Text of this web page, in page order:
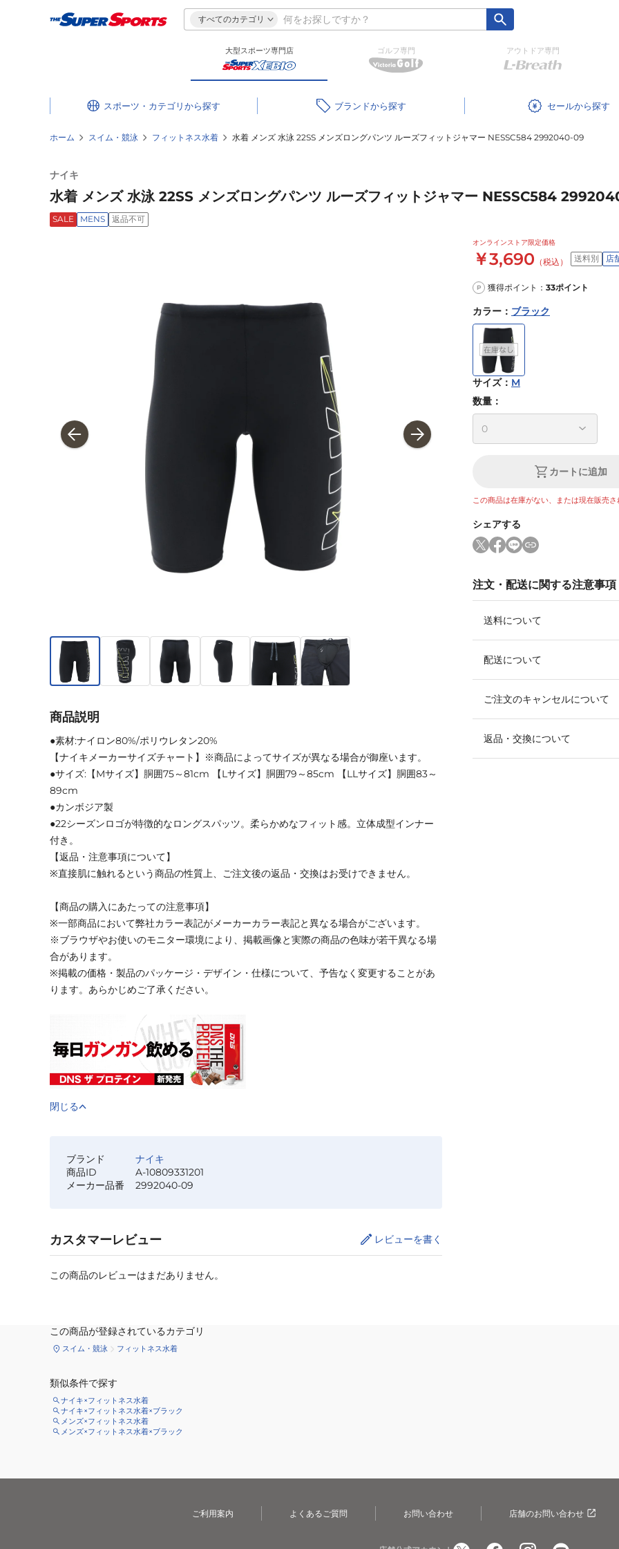
すべてのカテゴリ
大型スポーツ専門店 ゴルフ専門 アウトドア専門
スポーツ・カテゴリ ブランド セール
ホーム スイム・競泳 フィットネス水着 水着 メンズ 水泳 22SS メンズロングパンツ ルーズフィットジャマー NESSC584 2992040-09
ナイキ
水着 メンズ 水泳 22SS メンズロングパンツ ルーズフィットジャマー NESSC584
SALE MENS 返品不可
オンラインストア限定価格
￥3,690 （税込） 送料別 店
P 獲得ポイント： 33ポイント
カラー ： ブラック
サイズ： M
数量：
カートに追加
この商品は在庫がない、または現在販売さ
シェアする
注文・配送に関する注意事項
送料について
配送について
ご注文のキャンセルについて
返品・交換について
商品説明
●素材:ナイロン80%/ポリウレタン20%
【ナイキメーカーサイズチャート】※商品によってサイズが異なる場合が御座います。
●サイズ:【Mサイズ】胴囲75～81cm 【Lサイズ】胴囲79～85cm 【LLサイズ】胴囲83～
89cm
●カンボジア製
●22シーズンロゴが特徴的なロングスパッツ。柔らかめなフィット感。立体成型インナー
付き。
【返品・注意事項について】
※直接肌に触れるという商品の性質上、ご注文後の返品・交換はお受けできません。
【商品の購入にあたっての注意事項】
※一部商品において弊社カラー表記がメーカーカラー表記と異なる場合がございます。
※ブラウザやお使いのモニター環境により、掲載画像と実際の商品の色味が若干異なる場
合があります。
※掲載の価格・製品のパッケージ・デザイン・仕様について、予告なく変更することがあ
ります。あらかじめご了承ください。
閉じる
ブランド
ナイキ
商品ID
A-10809331201
メーカー品番
2992040-09
カスタマーレビュー レビューを書く
この商品のレビューはまだありません。
この商品が登録されているカテゴリ
スイム・競泳 フィットネス水着
類似条件で探す
ナイキ×フィットネス水着
ナイキ×フィットネス水着×ブラック
メンズ×フィットネス水着
メンズ×フィットネス水着×ブラック
ご利用案内 よくあるご質問 お問い合わせ 店舗のお問い合わせ